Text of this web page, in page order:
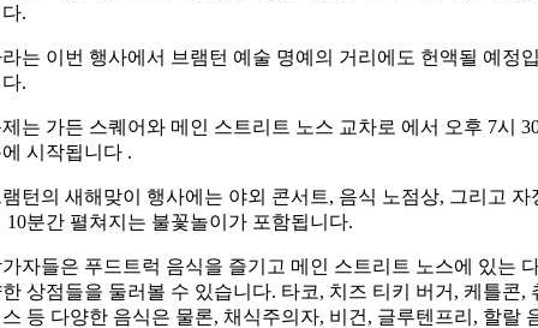
.
는 이번 행사에서 브램턴 예술 명예의 거리에도 헌액될 예정
.
는 가든 스퀘어와 메인 스트리트 노스 교차로 에서 오후 7시
시작됩니다 .
턴의 새해맞이 행사에는 야외 콘서트, 음식 노점상, 그리고 자
10분간 펼쳐지는 불꽃놀이가 포함됩니다.
자들은 푸드트럭 음식을 즐기고 메인 스트리트 노스에 있는
상점들을 둘러볼 수 있습니다. 타코, 치즈 티키 버거, 케틀콘,
등 다양한 음식은 물론, 채식주의자, 비건, 글루텐프리, 할랄